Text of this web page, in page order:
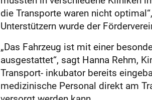
die Transporte waren nicht
Unterstützern wurde der
„Das Fahrzeug ist mit einer
ausgestattet“, sagt Hanna Rehm,
Transport- inkubator bereits
medizinische Personal direkt am